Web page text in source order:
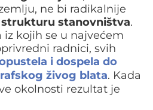
ne bi radikalnije
stanovništva.
iz kojih se u najvećem
radnici, svih
i dospela do
živog blata. Kada
okolnosti rezultat je